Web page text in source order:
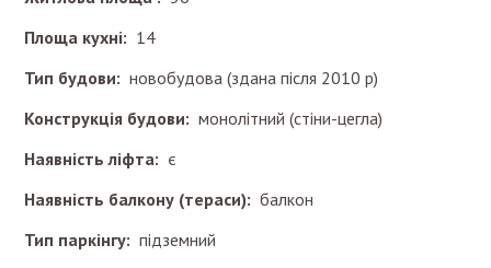
Площа кухні: 14
Тип будови: новобудова (здана після 2010 р)
Конструкція будови: монолітний (стіни-цегла)
Наявність ліфта: є
Наявність балкону (тераси): балкон
Тип паркінгу: підземний